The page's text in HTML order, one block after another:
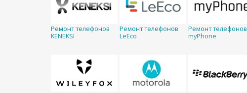
Ремонт телефонов
KENEKSI
Ремонт телефонов
LeEco
Ремонт телефонов
myPhone